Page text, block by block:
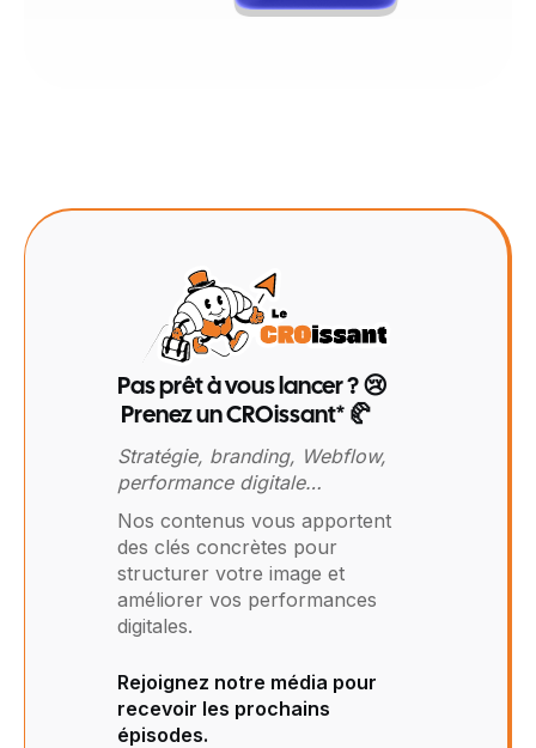
Pas prêt à vous lancer ? 😢
Prenez un CROissant* 🥐
Stratégie, branding, Webflow,
performance digitale…
Nos contenus vous apportent
des clés concrètes pour
structurer votre image et
améliorer vos performances
digitales.
Rejoignez notre média pour
recevoir les prochains
épisodes.